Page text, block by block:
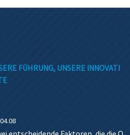
FÜHRUNG, UNSERE INNOVATIO